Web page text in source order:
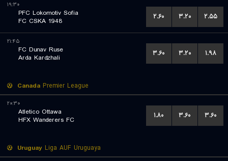
۱۹:۳۰
PFC Lokomotiv Sofia
FC CSKA 1948
۲.۶۰ ۳.۲۰ ۲.۵۵
۲۱:۴۵
FC Dunav Ruse
Arda Kardzhali
۳.۶۰ ۳.۲۰ ۱.۹۸
Canada Premier League
۲۰:۳۰
Atletico Ottawa
HFX Wanderers FC
۱.۸۰ ۳.۶۰ ۳.۶۰
Uruguay Liga AUF Uruguaya